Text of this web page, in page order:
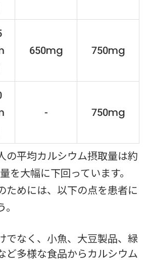
650mg 750mg
- 750mg
の平均カルシウム摂取量は約
を大幅に下回っています。
ためには、以下の点を患者に
でなく、小魚、大豆製品、緑
ど多様な食品からカルシウム